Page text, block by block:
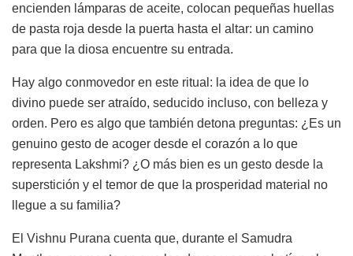
encienden lámparas de aceite, colocan pequeñas huellas
de pasta roja desde la puerta hasta el altar: un camino
para que la diosa encuentre su entrada.
Hay algo conmovedor en este ritual: la idea de que lo
divino puede ser atraído, seducido incluso, con belleza y
orden. Pero es algo que también detona preguntas: ¿Es un
genuino gesto de acoger desde el corazón a lo que
representa Lakshmi? ¿O más bien es un gesto desde la
superstición y el temor de que la prosperidad material no
llegue a su familia?
El Vishnu Purana cuenta que, durante el Samudra